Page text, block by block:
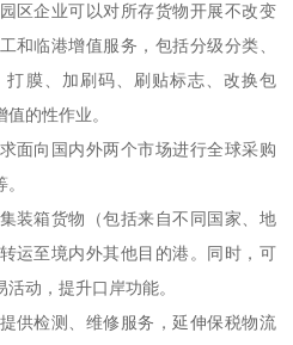
区企业可以对所存货物开展不改变
和临港增值服务，包括分级分类、
膜、加刷码、刷贴标志、改换包
的性作业。
面向国内外两个市场进行全球采购
装箱货物（包括来自不同国家、地
运至境内外其他目的港。同时，可
动，提升口岸功能。
供检测、维修服务，延伸保税物流